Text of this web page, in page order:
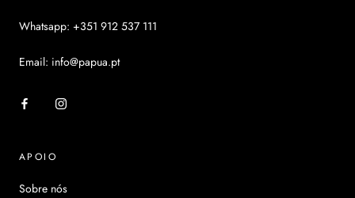
Whatsapp: +351 912 537 111
Email: info@papua.pt
APOIO
Sobre nós